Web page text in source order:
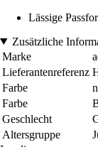
Lässige
Zusätzliche
Marke
Lieferantenreferenz
Farbe
Farbe
Geschlecht
Altersgruppe